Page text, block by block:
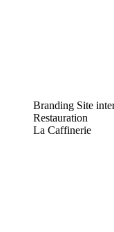
Branding Site
Restauration
La Caffinerie